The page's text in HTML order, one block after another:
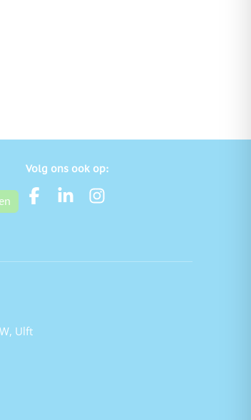
Volg ons ook op:
Ulft